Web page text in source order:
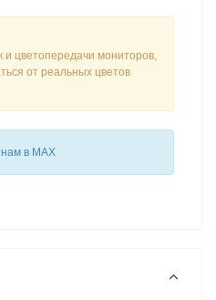
и цветопередачи мониторов,
от реальных цветов
в MAX